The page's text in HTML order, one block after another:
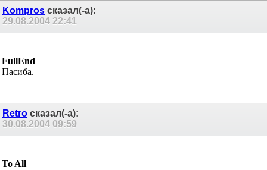
Komprosсказал(-а):
29.08.2004 22:41
FullEnd
Retroсказал(-а):
30.08.200409:59